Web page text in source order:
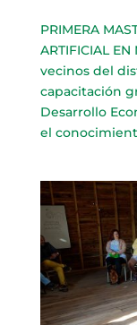
PRIMERA
ARTIFICIAL
vecinos del
capacitación
Desarrollo
el